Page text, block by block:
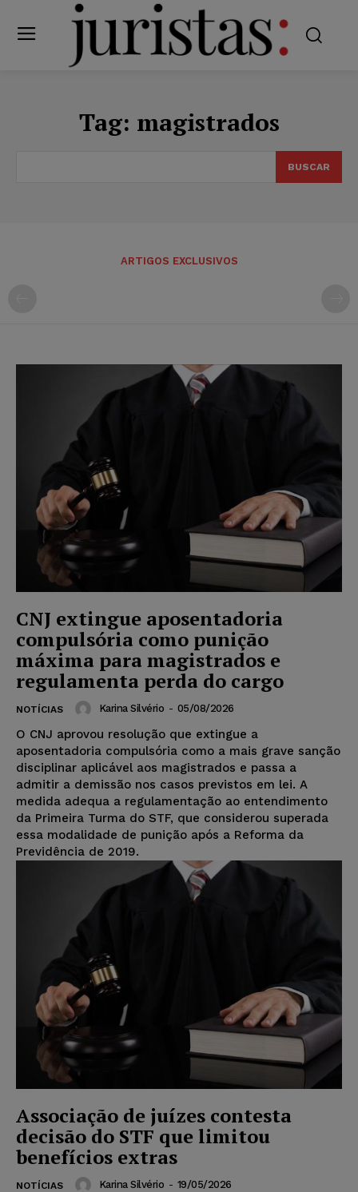
Tag: magistrados
BUSCAR
ARTIGOS EXCLUSIVOS
CNJ extingue aposentadoria
compulsória como punição
máxima para magistrados e
regulamenta perda do cargo
NOTÍCIAS Karina Silvério - 05/08/2026
O CNJ aprovou resolução que extingue a
aposentadoria compulsória como a mais grave sanção
disciplinar aplicável aos magistrados e passa a
admitir a demissão nos casos previstos em lei. A
medida adequa a regulamentação ao entendimento
da Primeira Turma do STF, que considerou superada
essa modalidade de punição após a Reforma da
Previdência de 2019.
Associação de juízes contesta
decisão do STF que limitou
benefícios extras
NOTÍCIAS Karina Silvério - 19/05/2026